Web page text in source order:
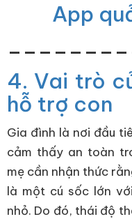
App
4. Vai trò
hỗ trợ con
Gia đình là nơi đầu
cảm thấy an toàn
mẹ cần nhận thức
là một cú sốc lớn
nhỏ. Do đó, thái độ